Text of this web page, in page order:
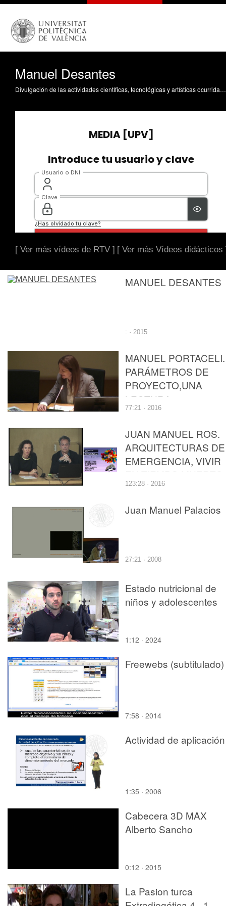
Manuel Desantes
Divulgación de las actividades científicas, tecnológicas y artísticas ocurridas en los tres campus de la UPV
[ Ver más vídeos de RTV ] [ Ver más Vídeos didácticos
MANUEL DESANTES
: · 2015
MANUEL PORTACELI.
PARÁMETROS DE
PROYECTO,UNA
LECTURA
TRANSVERSAL.
77:21 · 2016
JUAN MANUEL ROS.
ARQUITECTURAS DE
EMERGENCIA, VIVIR
EN TIEMPO MUERTO.
123:28 · 2016
Juan Manuel Palacios
27:21 · 2008
Estado nutricional de
niños y adolescentes
1:12 · 2024
Freewebs (subtitulado)
7:58 · 2014
Actividad de aplicación
1:35 · 2006
Cabecera 3D MAX
Alberto Sancho
0:12 · 2015
La Pasion turca